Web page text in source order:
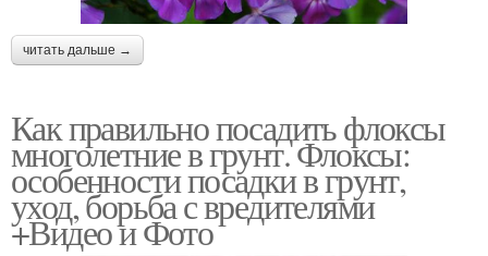
читать дальше →
Как правильно посадить флоксы
многолетние в грунт. Флоксы:
особенности посадки в грунт,
уход, борьба с вредителями
+Видео и Фото